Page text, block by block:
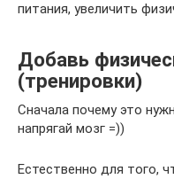
питания, увеличить
Добавь
(тренировки)
Сначала почему это
напрягай мозг =))
Естественно для того,